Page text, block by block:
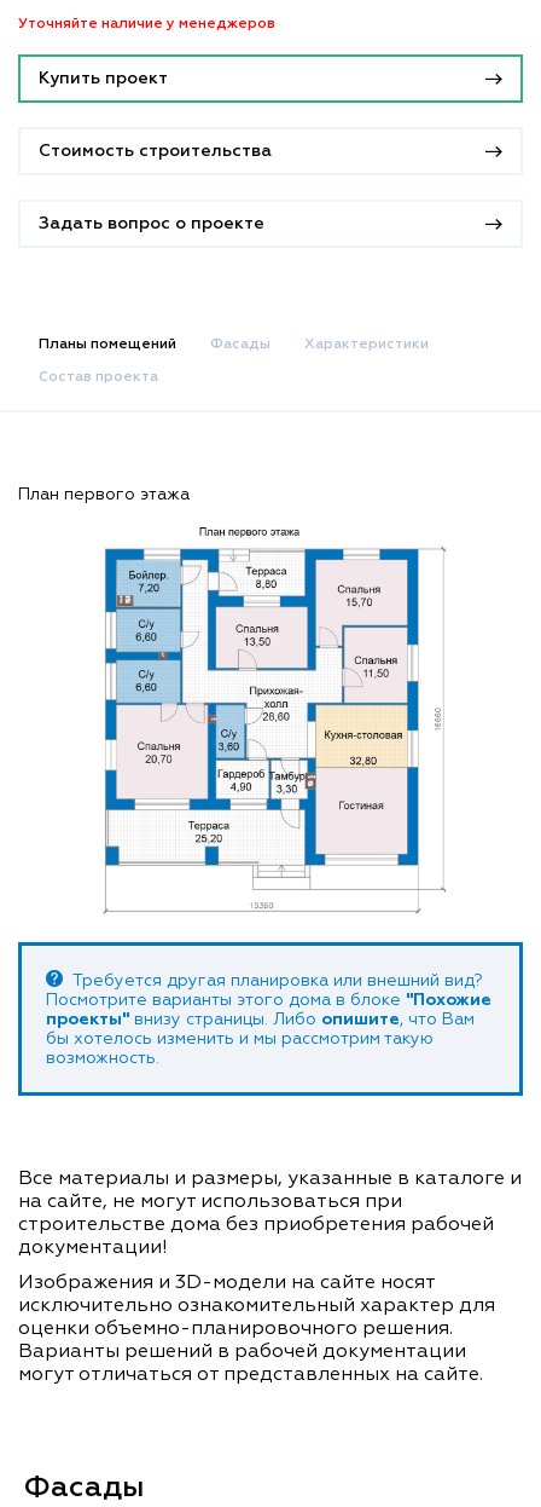
Уточняйте наличие у менеджеров
Купить проект
Стоимость строительства
Задать вопрос о проекте
Планы помещений Фасады Характеристики
Состав проекта
План первого этажа
Требуется другая планировка или внешний вид?
Посмотрите варианты этого дома в блоке "Похожие
проекты" внизу страницы. Либо опишите, что Вам
бы хотелось изменить и мы рассмотрим такую
возможность.
Все материалы и размеры, указанные в каталоге и
на сайте, не могут использоваться при
строительстве дома без приобретения рабочей
документации!
Изображения и 3D-модели на сайте носят
исключительно ознакомительный характер для
оценки объемно-планировочного решения.
Варианты решений в рабочей документации
могут отличаться от представленных на сайте.
Фасады